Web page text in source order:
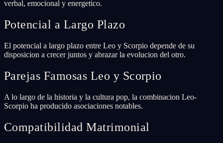
verbal, emocional y energetico.
Potencial a Largo Plazo
El potencial a largo plazo entre Leo y Scorpio depende de su
disposicion a crecer juntos y abrazar la evolucion del otro.
Parejas Famosas Leo y Scorpio
A lo largo de la historia y la cultura pop, la combinacion Leo-
Scorpio ha producido asociaciones notables.
Compatibilidad Matrimonial